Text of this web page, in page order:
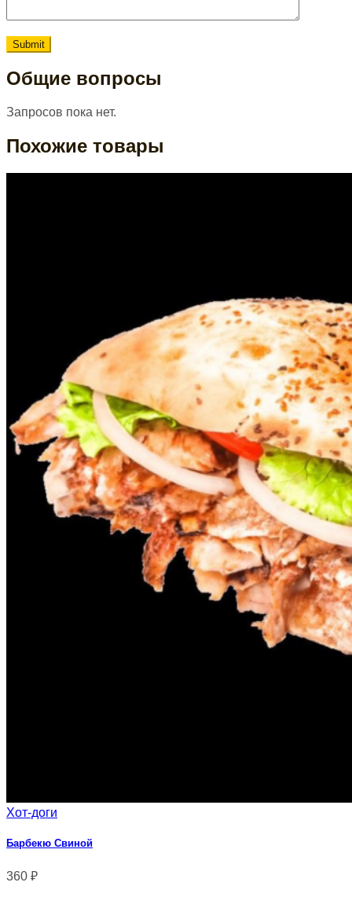
Общие вопросы
Запросов пока нет.
Похожие товары
Хот-доги
Барбекю Свиной
360 ₽